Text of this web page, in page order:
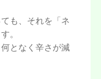
も、それを「ネ
。
となく辛さが減